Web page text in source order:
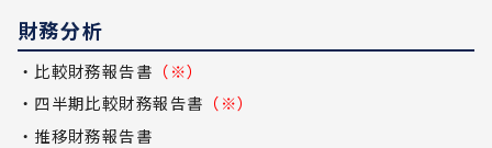
財務分析
・比較財務報告書 （※）
・四半期比較財務報告書 （※）
・推移財務報告書